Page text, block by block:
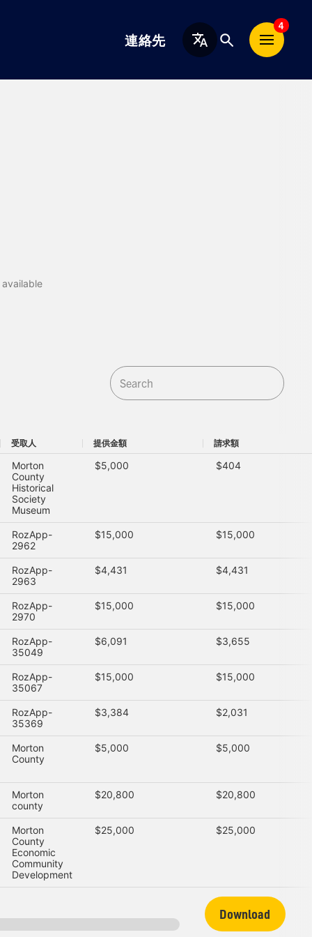
連絡先
本
4
受取人 提供金額
請求額
提供金額 請求額
Morton
County
Historical
Society
Museum
$5,000 $404
RozApp-
2962
$15,000 $15,000
RozApp-
2963
$4,431 $4,431
RozApp-
2970
$15,000 $15,000
RozApp-
35049
$6,091 $3,655
RozApp-
35067
$15,000 $15,000
RozApp-
35369
$3,384 $2,031
Morton
County
$5,000 $5,000
Morton
county
$20,800 $20,800
Morton
County
Economic
Community
Development
$25,000 $25,000
Download